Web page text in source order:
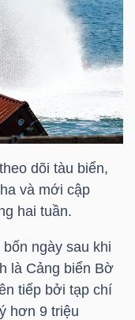
dõi tàu biển,
và mới cập
hai tuần.
ngày sau khi
là Cảng biển Bờ
tiếp bởi tạp chí
hơn 9 triệu